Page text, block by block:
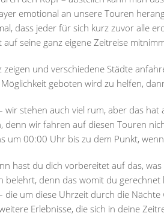
emotional an unsere Touren
dass jeder für sich kurz zuvor alle
auf seine ganz eigene Zeitreise
zeigen und verschiedene Städte
geboten wird zu helfen,
wir stehen auch viel rum, aber das
denn wir fahren auf diesen Touren
um 00:00 Uhr bis zu dem Punkt,
hast du dich vorbereitet auf das,
belehrt, denn das womit du
die um diese Uhrzeit durch die
Erlebnisse, die sich in deine